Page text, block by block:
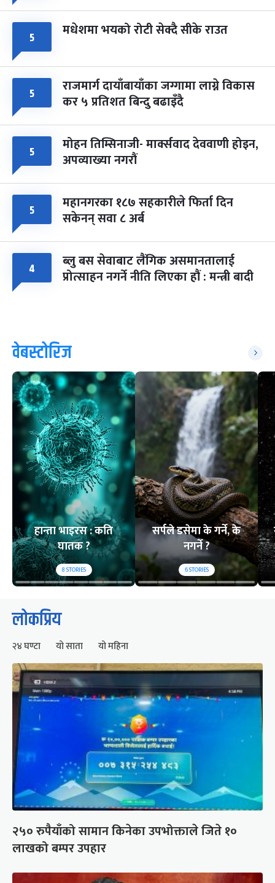
५ मधेशमा भयको रोटी सेक्दै सीके राउत
५ राजमार्ग दायाँबायाँका जग्गामा लाग्ने विकास
कर ५ प्रतिशत बिन्दु बढाइँदै
५ मोहन तिम्सिनाजी- मार्क्सवाद देववाणी होइन,
अपव्याख्या नगरौं
५ महानगरका १८७ सहकारीले फिर्ता दिन
सकेनन् सवा ८ अर्ब
४ ब्लु बस सेवाबाट लैंगिक असमानतालाई
प्रोत्साहन नगर्ने नीति लिएका हौं : मन्त्री बादी
वेबस्टोरिज
हान्ता भाइरस : कति
घातक ?
8STORIES
सर्पले डसेमा के गर्ने, के
नगर्ने ?
6STORIES
लोकप्रिय
२४ घण्टा यो साता यो महिना
२५० रुपैयाँको सामान किनेका उपभोक्ताले जिते १०
लाखको बम्पर उपहार